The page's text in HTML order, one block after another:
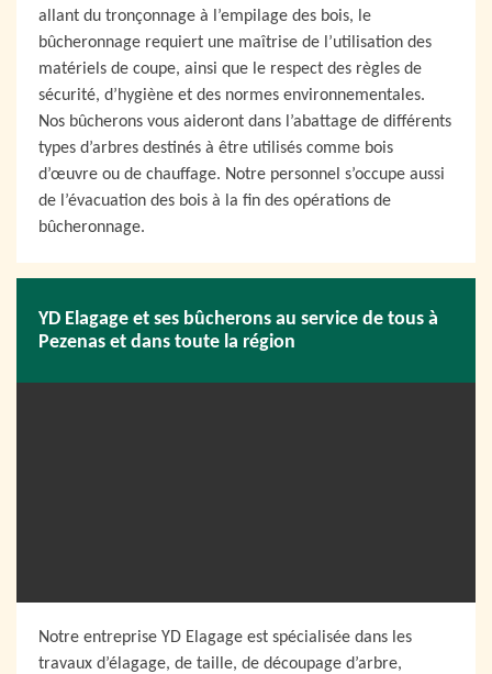
allant du tronçonnage à l’empilage des bois, le
bûcheronnage requiert une maîtrise de l’utilisation des
matériels de coupe, ainsi que le respect des règles de
sécurité, d’hygiène et des normes environnementales.
Nos bûcherons vous aideront dans l’abattage de différents
types d’arbres destinés à être utilisés comme bois
d’œuvre ou de chauffage. Notre personnel s’occupe aussi
de l’évacuation des bois à la fin des opérations de
bûcheronnage.
YD Elagage et ses bûcherons au service de tous à
Pezenas et dans toute la région
Notre entreprise YD Elagage est spécialisée dans les
travaux d’élagage, de taille, de découpage d’arbre,